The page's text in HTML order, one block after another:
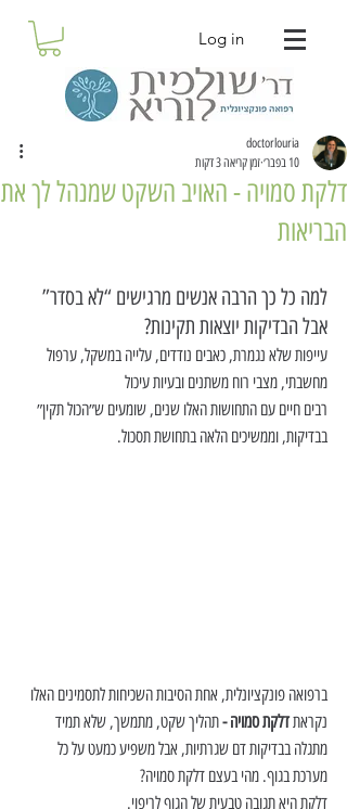
Log in
דלקת סמויה - האויב השקט שמנהל לך את
הבריאות
doctorlouria
10 בפבר׳
זמן קריאה 3 דקות
למה כל כך הרבה אנשים מרגישים “לא בסדר”
אבל הבדיקות יוצאות תקינות?
עייפות שלא נגמרת, כאבים נודדים, עלייה במשקל, ערפול
מחשבתי, מצבי רוח משתנים ובעיות עיכול
רבים חיים עם התחושות האלו שנים, שומעים ש״הכול תקין״
בבדיקות, וממשיכים הלאה בתחושת תסכול.
ברפואה פונקציונלית, אחת הסיבות השכיחות לתסמינים האלו
נקראת דלקת סמויה - תהליך שקט, מתמשך, שלא תמיד
מתגלה בבדיקות דם שגרתיות, אבל משפיע כמעט על כל
מערכת בגוף. מהי בעצם דלקת סמויה?
דלקת היא תגובה טבעית של הגוף לריפוי.